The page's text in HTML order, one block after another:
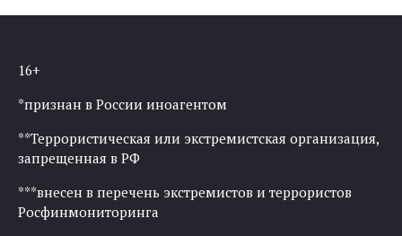
16+
*признан в России иноагентом
**Террористическая или экстремистская организация,
запрещенная в РФ
***внесен в перечень экстремистов и террористов
Росфинмониторинга